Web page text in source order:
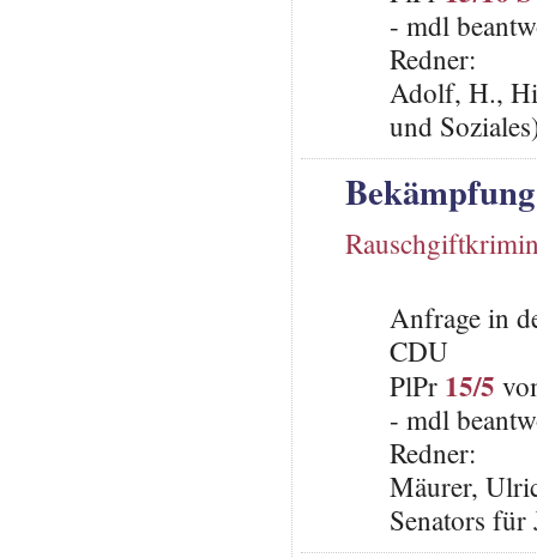
- mdl
Redner:
Adolf, H.,
und
Anfrage in
CDU
PlPr 15/5
- mdl
Redner:
Mäurer,
Senators für